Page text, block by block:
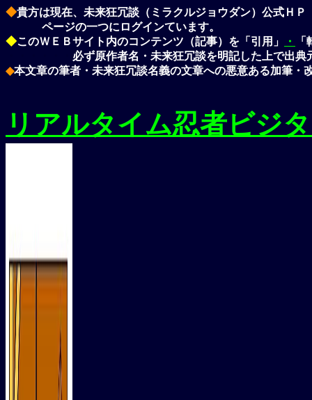
◆貴方は現在、 未来狂冗談（ミラクルジョウダン） 公式ＨＰ
ページの一つにログインています。
◆このＷＥＢサイト内のコンテンツ（記事）を「引用」 ・
必ず原作者名・未来狂冗談を明記した上で出典
◆本文章の筆者・ 未来狂冗談名義の文章への悪意ある加筆・
リアルタイム忍者ビジ